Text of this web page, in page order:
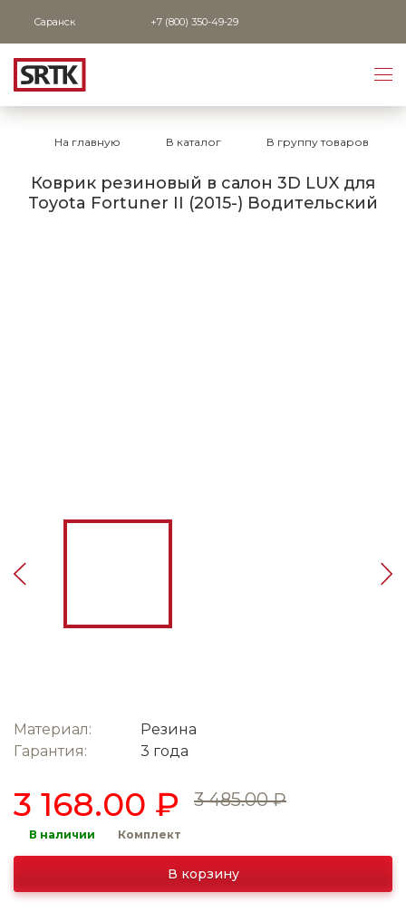
Саранск +7 (800) 350-49-29
На главную В каталог В группу товаров
Коврик резиновый в салон 3D LUX для
Toyota Fortuner II (2015-) Водительский
Материал:
Резина
Гарантия:
3 года
3 168.00 ₽ 3 485.00 ₽
В наличии Комплект
В корзину